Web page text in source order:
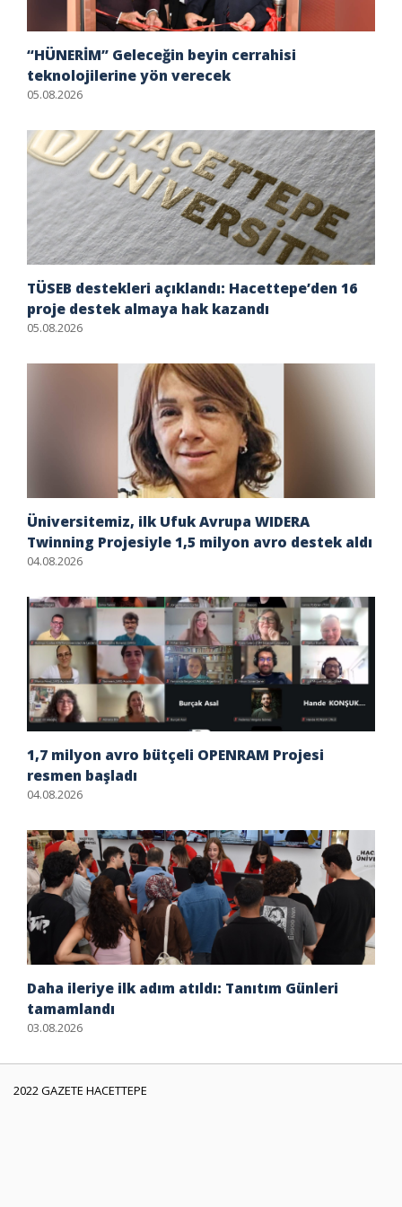
“HÜNERİM” Geleceğin beyin cerrahisi
teknolojilerine yön verecek
05.08.2026
TÜSEB destekleri açıklandı: Hacettepe’den 16
proje destek almaya hak kazandı
05.08.2026
Üniversitemiz, ilk Ufuk Avrupa WIDERA
Twinning Projesiyle 1,5 milyon avro destek aldı
04.08.2026
1,7 milyon avro bütçeli OPENRAM Projesi
resmen başladı
04.08.2026
Daha ileriye ilk adım atıldı: Tanıtım Günleri
tamamlandı
03.08.2026
2022 GAZETE HACETTEPE